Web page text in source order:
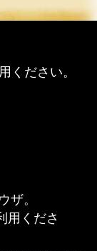
ください。
。
用くださ